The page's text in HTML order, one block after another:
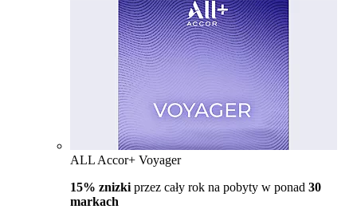
ALL Accor+ Voyager
15% znizki przez cały rok na pobyty w ponad 30
markach